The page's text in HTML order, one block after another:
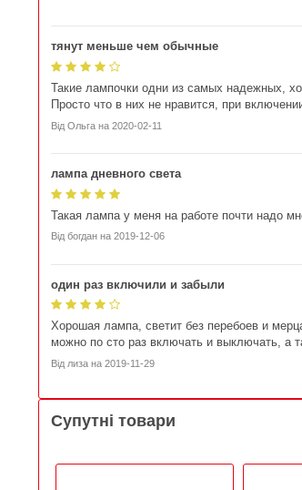
тянут меньше чем обычные
Такие лампочки одни из самых надежных,
Просто что в них не нравится, при
Від Ольга на 2020-02-11
лампа дневного света
Такая лампа у меня на работе почти надо
Від богдан на 2019-12-06
один раз включили и забыли
Хорошая лампа, светит без перебоев и
можно по сто раз включать и выключать, а
Від лиза на 2019-11-29
Супутні товари